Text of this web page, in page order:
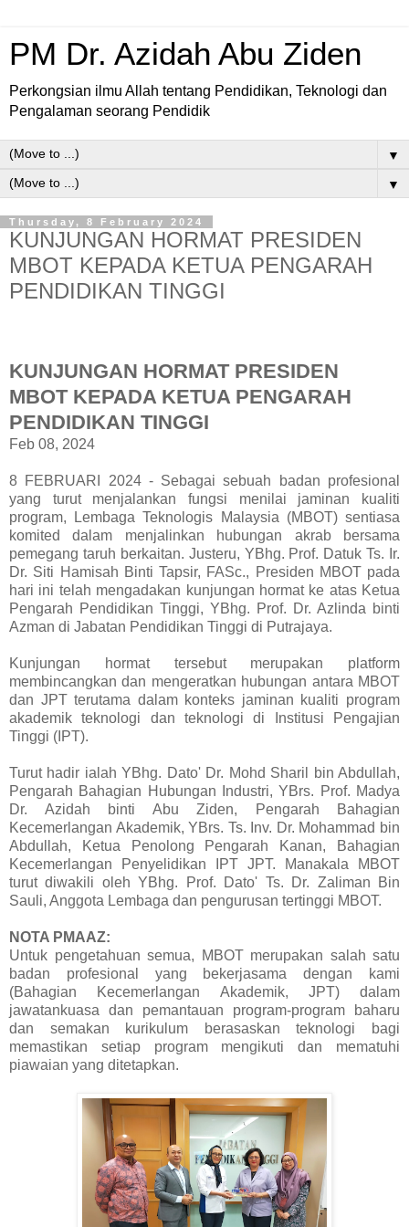
PM Dr. Azidah Abu Ziden
Perkongsian ilmu Allah tentang Pendidikan, Teknologi dan
Pengalaman seorang Pendidik
▼
▼
Thursday, 8 February 2024
KUNJUNGAN HORMAT PRESIDEN
MBOT KEPADA KETUA PENGARAH
PENDIDIKAN TINGGI
KUNJUNGAN HORMAT PRESIDEN
MBOT KEPADA KETUA PENGARAH
PENDIDIKAN TINGGI
Feb 08, 2024
8 FEBRUARI 2024 - Sebagai sebuah badan profesional
yang turut menjalankan fungsi menilai jaminan kualiti
program, Lembaga Teknologis Malaysia (MBOT) sentiasa
komited dalam menjalinkan hubungan akrab bersama
pemegang taruh berkaitan. Justeru, YBhg. Prof. Datuk Ts. Ir.
Dr. Siti Hamisah Binti Tapsir, FASc., Presiden MBOT pada
hari ini telah mengadakan kunjungan hormat ke atas Ketua
Pengarah Pendidikan Tinggi, YBhg. Prof. Dr. Azlinda binti
Azman di Jabatan Pendidikan Tinggi di Putrajaya.
Kunjungan hormat tersebut merupakan platform
membincangkan dan mengeratkan hubungan antara MBOT
dan JPT terutama dalam konteks jaminan kualiti program
akademik teknologi dan teknologi di Institusi Pengajian
Tinggi (IPT).
Turut hadir ialah YBhg. Dato' Dr. Mohd Sharil bin Abdullah,
Pengarah Bahagian Hubungan Industri, YBrs. Prof. Madya
Dr. Azidah binti Abu Ziden, Pengarah Bahagian
Kecemerlangan Akademik, YBrs. Ts. Inv. Dr. Mohammad bin
Abdullah, Ketua Penolong Pengarah Kanan, Bahagian
Kecemerlangan Penyelidikan IPT JPT. Manakala MBOT
turut diwakili oleh YBhg. Prof. Dato' Ts. Dr. Zaliman Bin
Sauli, Anggota Lembaga dan pengurusan tertinggi MBOT.
NOTA PMAAZ:
Untuk pengetahuan semua, MBOT merupakan salah satu
badan profesional yang bekerjasama dengan kami
(Bahagian Kecemerlangan Akademik, JPT) dalam
jawatankuasa dan pemantauan program-program baharu
dan semakan kurikulum berasaskan teknologi bagi
memastikan setiap program mengikuti dan mematuhi
piawaian yang ditetapkan.